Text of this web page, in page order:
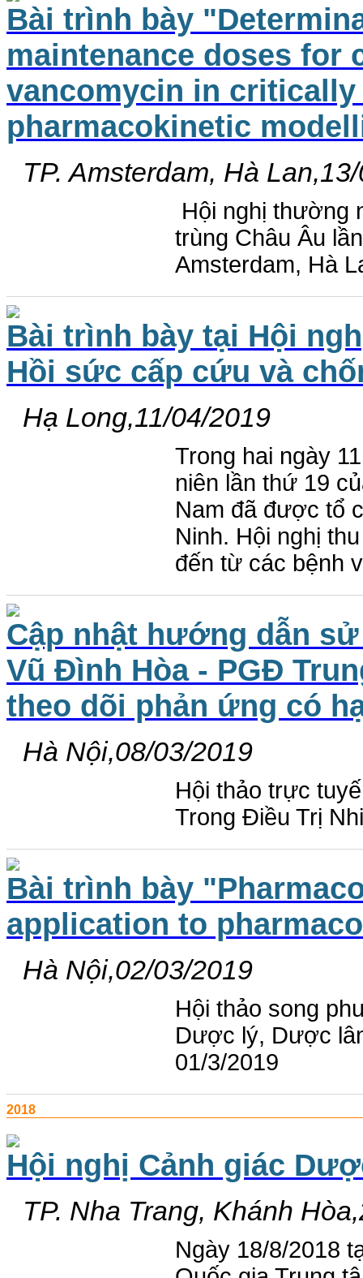
Bài trình bày
maintenance doses for
vancomycin in
pharmacokinetic
TP. Amsterdam, Hà
Hội nghị thường
trùng Châu Âu
Amsterdam, Hà
Bài trình bày tại Hội
Hồi sức cấp cứu và
Hạ Long,11/04/2019
Trong hai ngày
niên lần thứ 19
Nam đã được tổ
Ninh. Hội nghị
đến từ các bệnh
Cập nhật hướng dẫn
Vũ Đình Hòa - PGĐ
theo dõi phản ứng có
Hà Nội,08/03/2019
Hội thảo trực
Trong Điều Trị
Bài trình bày
application to
Hà Nội,02/03/2019
Hội thảo song
Dược lý, Dược
01/3/2019
2018
Hội nghị Cảnh giác
TP. Nha Trang, Khánh
Ngày 18/8/2018